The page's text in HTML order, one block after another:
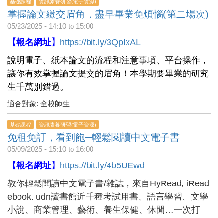
基礎課程 資訊素養研習(電子資源)
掌握論文繳交眉角，盡早畢業免煩惱(第二場次)
05/23/2025 - 14:10 to 15:00
【報名網址】 https://bit.ly/3QpIxAL
說明電子、紙本論文的流程和注意事項、平台操作，
讓你有效掌握論文提交的眉角！本學期要畢業的研究
生千萬別錯過。
適合對象: 全校師生
基礎課程 資訊素養研習(電子資源)
免租免訂，看到飽─輕鬆閱讀中文電子書
05/09/2025 - 15:10 to 16:00
【報名網址】 https://bit.ly/4b5UEwd
教你輕鬆閱讀中文電子書/雜誌，來自HyRead, iRead
ebook, udn讀書館近千種考試用書、語言學習、文學
小說、商業管理、藝術、養生保健、休閒…一次打